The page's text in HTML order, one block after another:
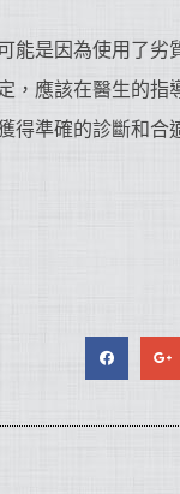
能是因為使用了劣
，應該在醫生的指
得準確的診斷和合